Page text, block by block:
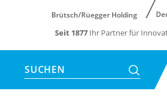
Brütsch/Rüegger Holding
Seit 1877 Ihr Partner für
SUCHEN